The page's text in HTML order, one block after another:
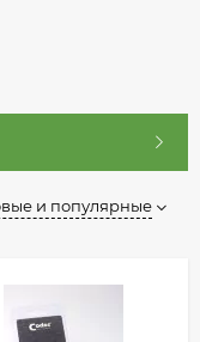
и популярные